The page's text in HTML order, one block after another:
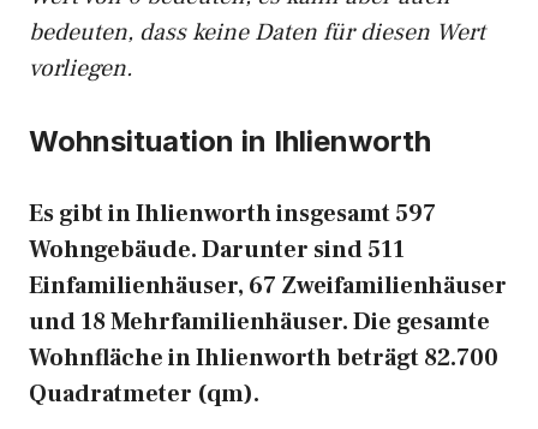
bedeuten, dass keine Daten für diesen Wert
vorliegen.
Wohnsituation in Ihlienworth
Es gibt in Ihlienworth insgesamt 597
Wohngebäude. Darunter sind 511
Einfamilienhäuser, 67 Zweifamilienhäuser
und 18 Mehrfamilienhäuser. Die gesamte
Wohnfläche in Ihlienworth beträgt 82.700
Quadratmeter (qm).